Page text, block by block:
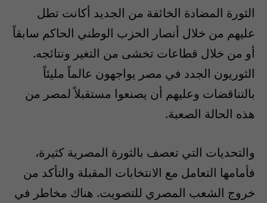
الثورة المضادة الخائفة من الجديد أكانت تطل
عليهم من خلال أنصار الحزب الوطني الحاكم سابقاً
أو من خلال قطاعات تخشى من التغير ونتائجه.
الثوريون الجدد في مصر يواجهون عالماً مليئاً
بالتناقضات وعليهم أن يصنعوا مستقبلاً لمصر من
هذه الحالة الصعبة.
والتحديات التي تعصف بالثورة المصرية كثيرة،
فأمامها التعامل مع الانتخابات المقبلة والتأكد من
خروج الشعب المصري للتصويت. هناك مخاطر في